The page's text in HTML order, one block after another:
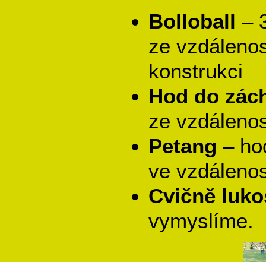
Bolloball –
ze
konstrukci
Hod do
ze
Petang –
ve
Cvičně
vymyslíme.